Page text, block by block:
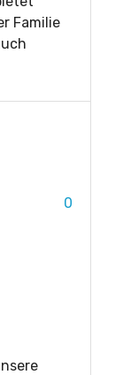
Familie
0